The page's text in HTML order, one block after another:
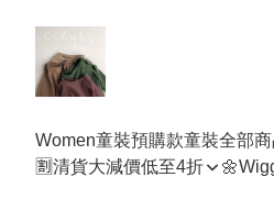
Women童裝預購款童裝全部商
🈹清貨大減價低至4折